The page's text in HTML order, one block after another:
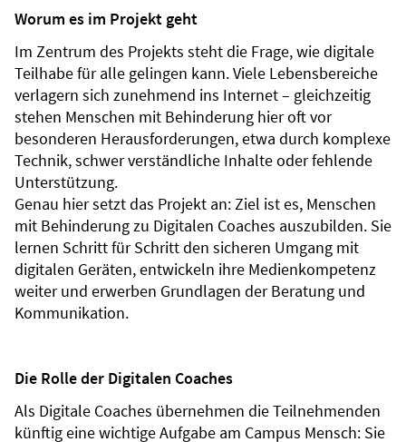
Worum es im Projekt geht
Im Zentrum des Projekts steht die Frage, wie digitale
Teilhabe für alle gelingen kann. Viele Lebensbereiche
verlagern sich zunehmend ins Internet – gleichzeitig
stehen Menschen mit Behinderung hier oft vor
besonderen Herausforderungen, etwa durch komplexe
Technik, schwer verständliche Inhalte oder fehlende
Unterstützung.
Genau hier setzt das Projekt an: Ziel ist es, Menschen
mit Behinderung zu Digitalen Coaches auszubilden. Sie
lernen Schritt für Schritt den sicheren Umgang mit
digitalen Geräten, entwickeln ihre Medienkompetenz
weiter und erwerben Grundlagen der Beratung und
Kommunikation.
Die Rolle der Digitalen Coaches
Als Digitale Coaches übernehmen die Teilnehmenden
künftig eine wichtige Aufgabe am Campus Mensch: Sie